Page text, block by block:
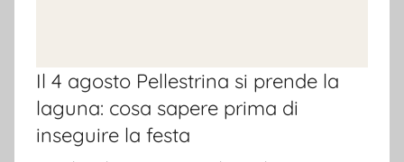
Il 4 agosto Pellestrina si prende la
laguna: cosa sapere prima di
inseguire la festa